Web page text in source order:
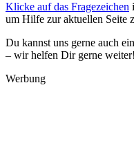
Klicke auf das Fragezeichen
um Hilfe zur aktuellen Seite
Du kannst uns gerne auch
– wir helfen Dir gerne weiter!
Werbung